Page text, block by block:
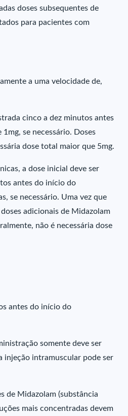
doses subsequentes de
para pacientes com
a uma velocidade de,
cinco a dez minutos antes
se necessário. Doses
dose total maior que 5mg.
a dose inicial deve ser
antes do início do
se necessário. Uma vez que
adicionais de Midazolam
não é necessária dose
antes do início do
somente deve ser
injeção intramuscular pode ser
de Midazolam (substância
mais concentradas devem